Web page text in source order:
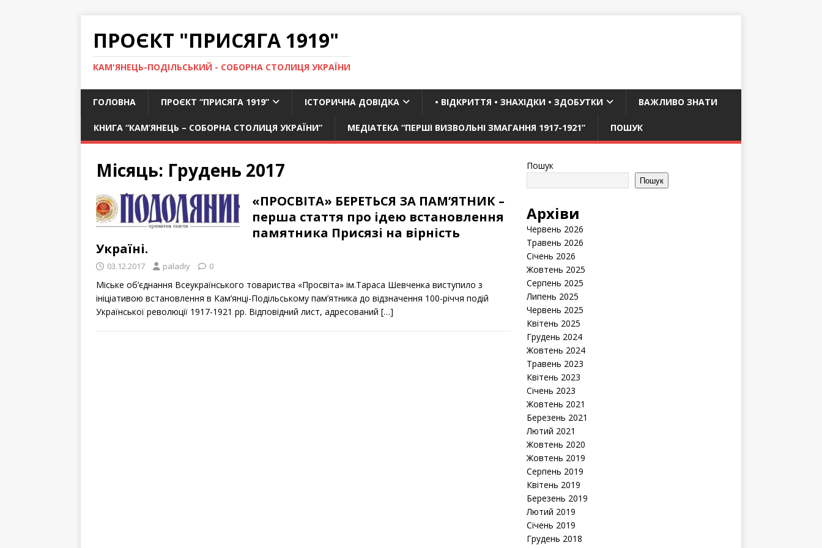
ПРОЄКТ "ПРИСЯГА 1919"
КАМ'ЯНЕЦЬ-ПОДІЛЬСЬКИЙ - СОБОРНА СТОЛИЦЯ УКРАЇНИ
ГОЛОВНА ПРОЄКТ “ПРИСЯГА 1919” ІСТОРИЧНА ДОВІДКА • ВІДКРИТТЯ • ЗНАХІДКИ • ЗДОБУТКИ ВАЖЛИВО ЗНАТИ
КНИГА “КАМ’ЯНЕЦЬ – СОБОРНА СТОЛИЦЯ УКРАЇНИ” МЕДІАТЕКА “ПЕРШІ ВИЗВОЛЬНІ ЗМАГАННЯ 1917-1921” ПОШУК
Місяць: Грудень 2017
«ПРОСВІТА» БЕРЕТЬСЯ ЗА ПАМ’ЯТНИК –
перша стаття про ідею встановлення
памятника Присязі на вірність
Україні.
03.12.2017 paladiy 0
Міське об’єднання Всеукраїнського товариства «Просвіта» ім.Тараса Шевченка виступило з
ініціативою встановлення в Кам’янці-Подільському пам’ятника до відзначення 100-річчя подій
Української революції 1917-1921 рр. Відповідний лист, адресований […]
Пошук
Пошук
Архіви
Червень 2026
Травень 2026
Січень 2026
Жовтень 2025
Серпень 2025
Липень 2025
Червень 2025
Квітень 2025
Грудень 2024
Жовтень 2024
Травень 2023
Квітень 2023
Січень 2023
Жовтень 2021
Березень 2021
Лютий 2021
Жовтень 2020
Жовтень 2019
Серпень 2019
Квітень 2019
Березень 2019
Лютий 2019
Січень 2019
Грудень 2018